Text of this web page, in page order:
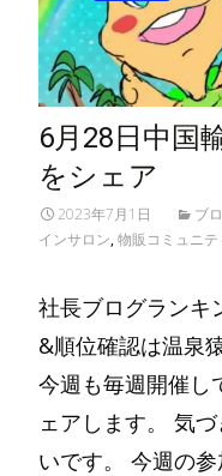
6月28日中国
をシェア
2023年7月1日 ブ
インサロン,物販コミュニテ
社長ブログランキ
&順位確認は温泉
今週も毎週開催し
ェアします。 気
いです。 今週の